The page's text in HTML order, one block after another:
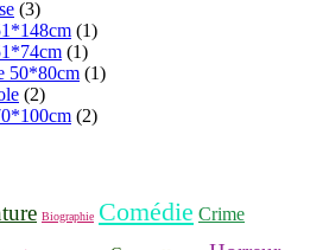
(3)
(1)
(1)
50*80cm (1)
(2)
(2)
Biographie Comédie Crime